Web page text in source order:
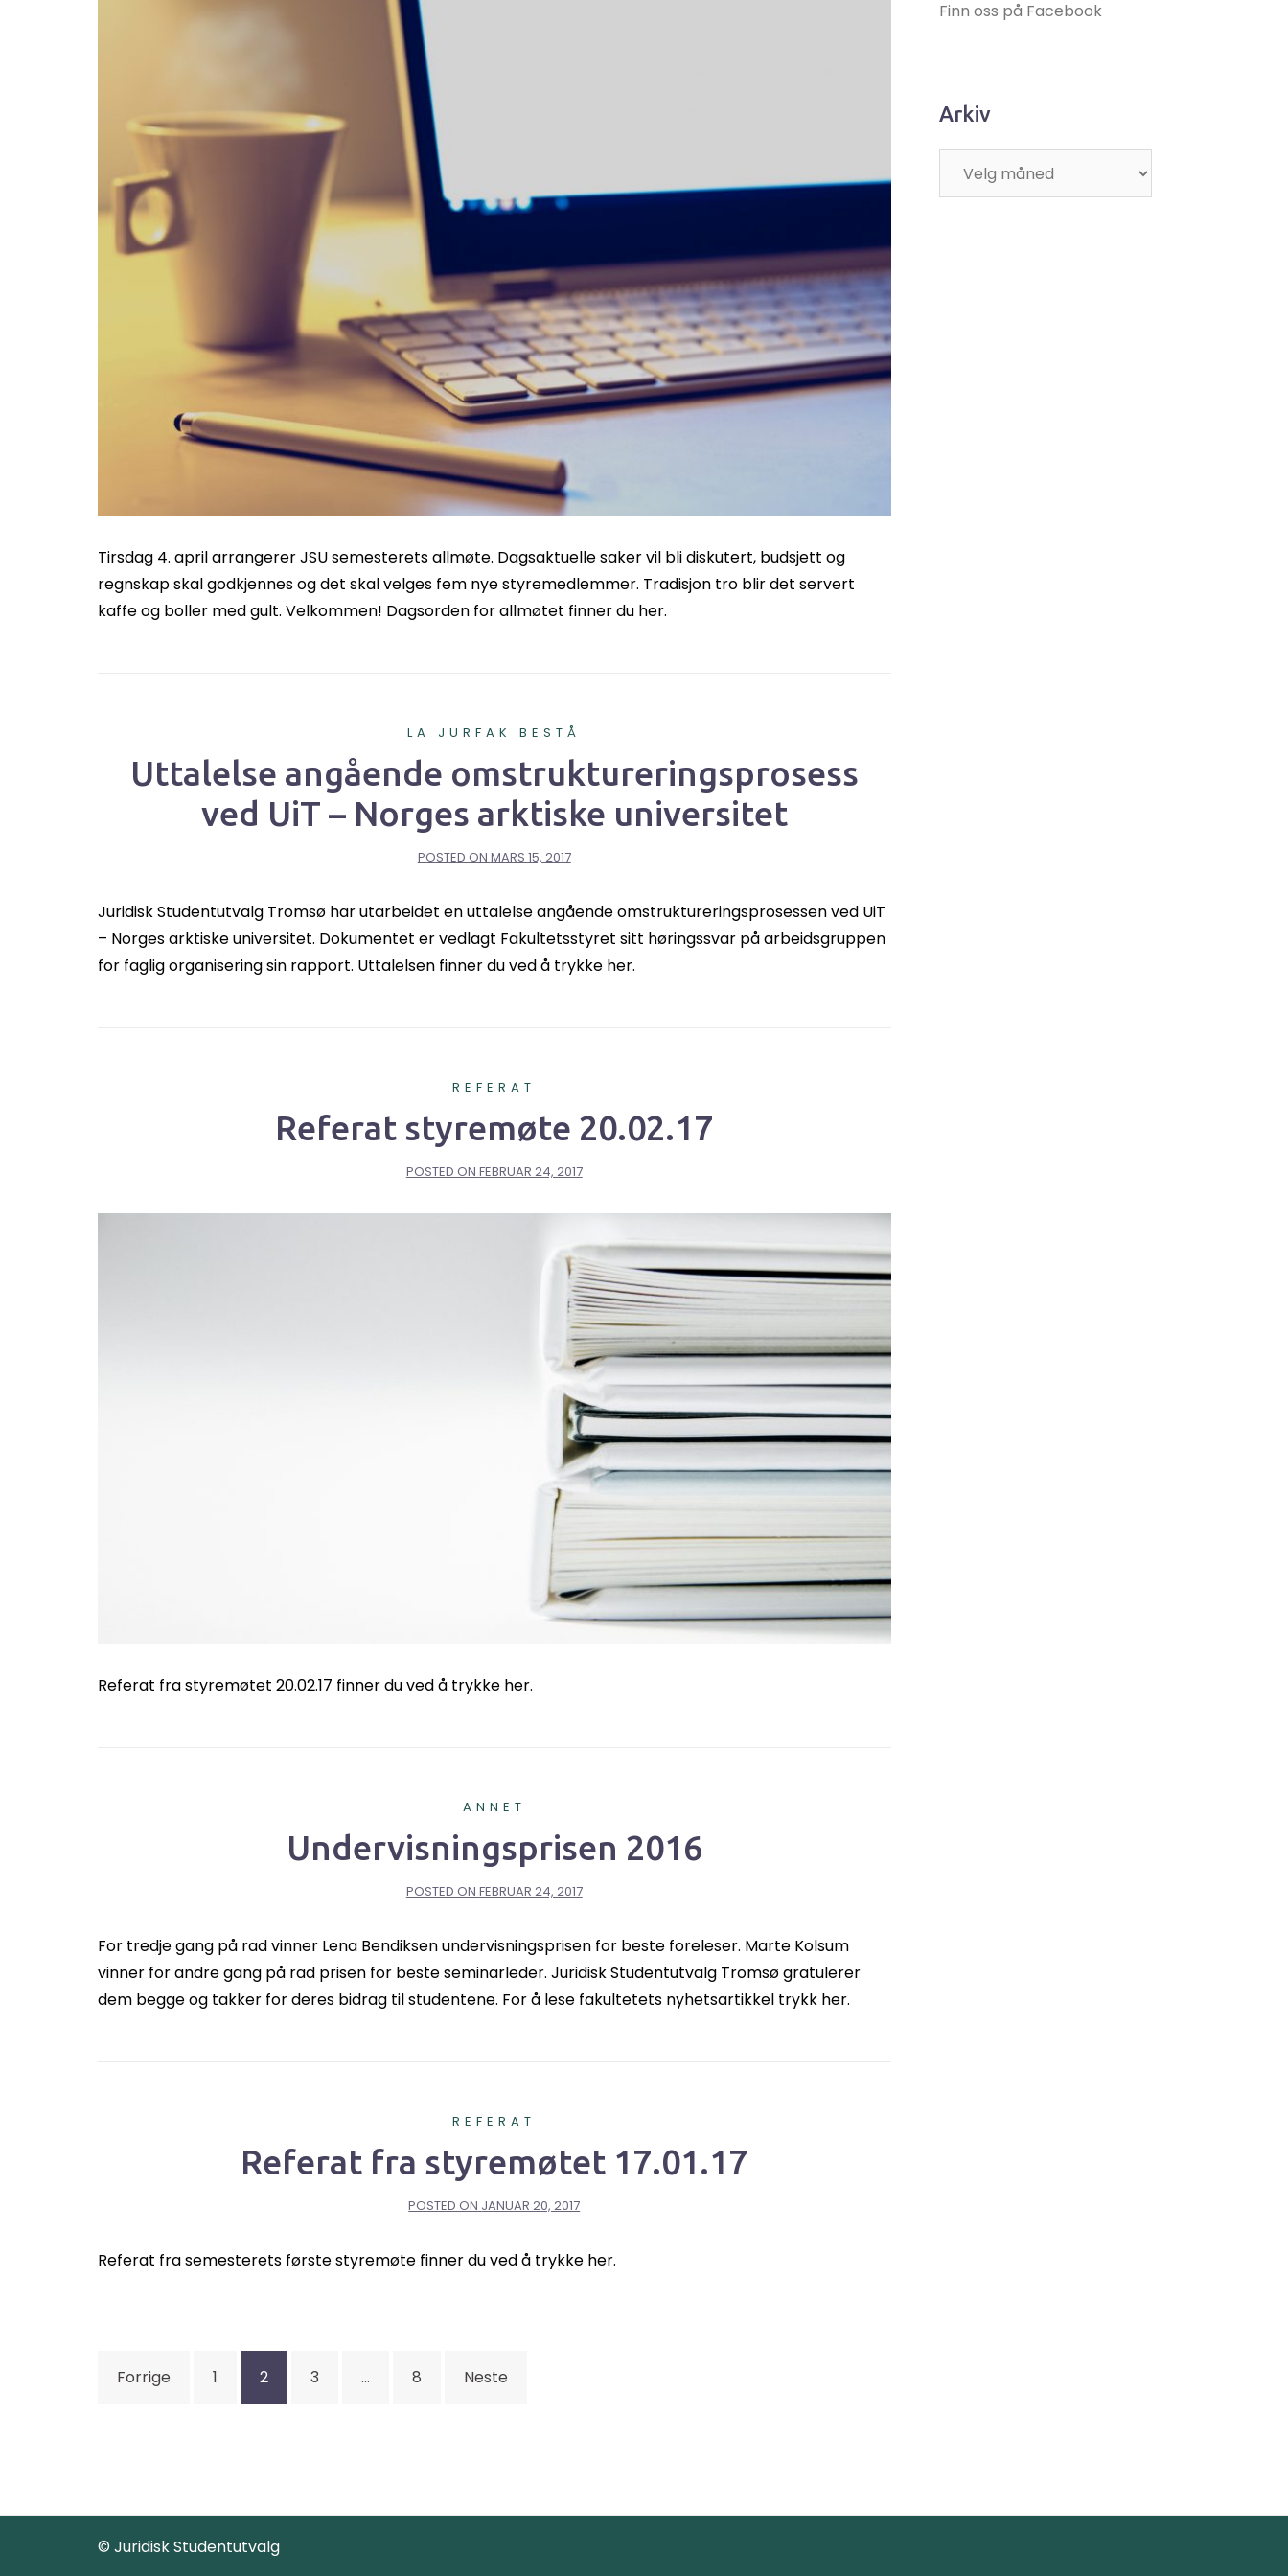
Tirsdag 4. april arrangerer JSU semesterets allmøte. Dagsaktuelle saker vil bli diskutert, budsjett og
regnskap skal godkjennes og det skal velges fem nye styremedlemmer. Tradisjon tro blir det servert
kaffe og boller med gult. Velkommen! Dagsorden for allmøtet finner du her.
LA JURFAK BESTÅ
Uttalelse angående omstruktureringsprosess
ved UiT – Norges arktiske universitet
POSTED ON MARS 15, 2017
Juridisk Studentutvalg Tromsø har utarbeidet en uttalelse angående omstruktureringsprosessen ved UiT
– Norges arktiske universitet. Dokumentet er vedlagt Fakultetsstyret sitt høringssvar på arbeidsgruppen
for faglig organisering sin rapport. Uttalelsen finner du ved å trykke her.
REFERAT
Referat styremøte 20.02.17
POSTED ON FEBRUAR 24, 2017
Referat fra styremøtet 20.02.17 finner du ved å trykke her.
ANNET
Undervisningsprisen 2016
POSTED ON FEBRUAR 24, 2017
For tredje gang på rad vinner Lena Bendiksen undervisningsprisen for beste foreleser. Marte Kolsum
vinner for andre gang på rad prisen for beste seminarleder. Juridisk Studentutvalg Tromsø gratulerer
dem begge og takker for deres bidrag til studentene. For å lese fakultetets nyhetsartikkel trykk her.
REFERAT
Referat fra styremøtet 17.01.17
POSTED ON JANUAR 20, 2017
Referat fra semesterets første styremøte finner du ved å trykke her.
Sidepaginering
Forrige 1 2 3 … 8 Neste
Finn oss på Facebook
Arkiv
© Juridisk Studentutvalg